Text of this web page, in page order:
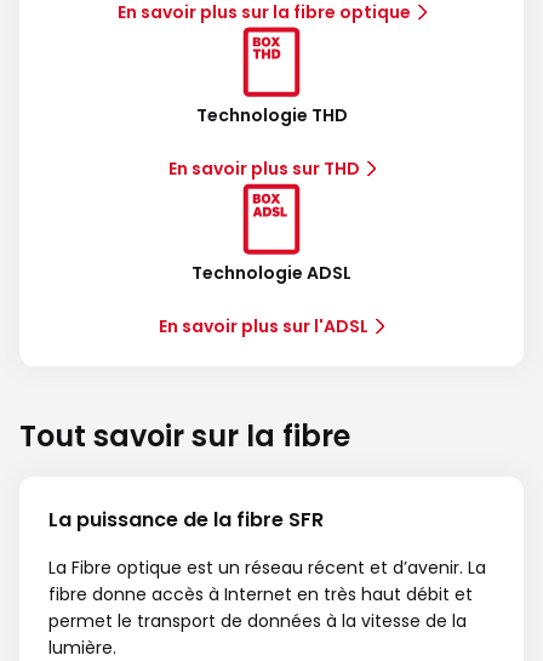
En savoir plus sur la fibre optique
Technologie THD
En savoir plus sur THD
Technologie ADSL
En savoir plus sur l'ADSL
Tout savoir sur la fibre
La puissance de la fibre SFR
La Fibre optique est un réseau récent et d’avenir. La
fibre donne accès à Internet en très haut débit et
permet le transport de données à la vitesse de la
lumière.